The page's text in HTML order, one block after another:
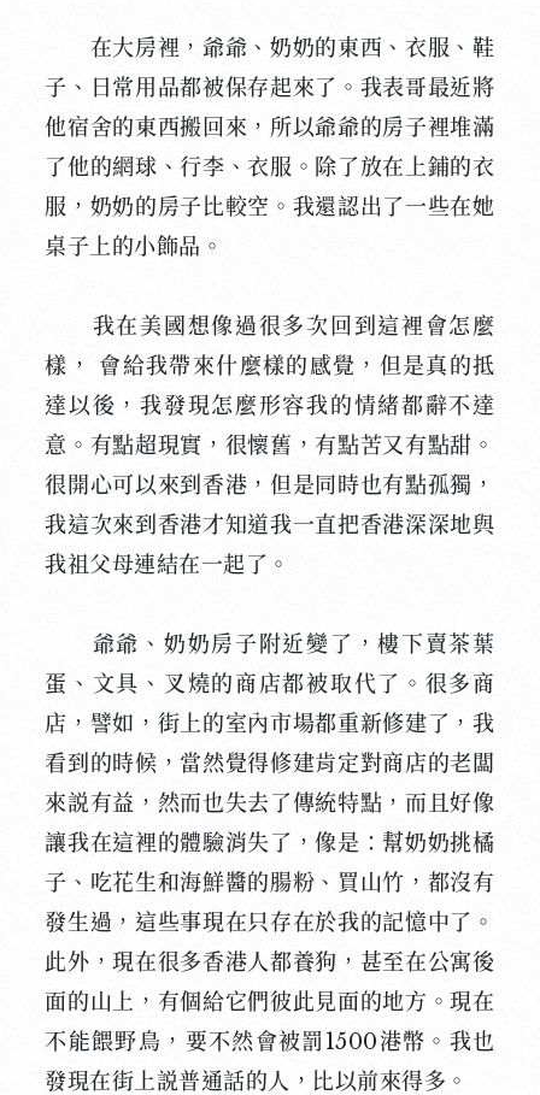
在大房裡，爺爺、奶奶的東西、衣服、鞋
子、日常用品都被保存起來了。我表哥最近將
他宿舍的東西搬回來，所以爺爺的房子裡堆滿
了他的網球、行李、衣服。除了放在上鋪的衣
服，奶奶的房子比較空。我還認出了一些在她
桌子上的小飾品。
我在美國想像過很多次回到這裡會怎麼
樣， 會給我帶來什麼樣的感覺，但是真的抵
達以後，我發現怎麼形容我的情緒都辭不達
意。有點超現實，很懷舊，有點苦又有點甜。
很開心可以來到香港，但是同時也有點孤獨，
我這次來到香港才知道我一直把香港深深地與
我祖父母連結在一起了。
爺爺、奶奶房子附近變了，樓下賣茶葉
蛋、文具、叉燒的商店都被取代了。很多商
店，譬如，街上的室內市場都重新修建了，我
看到的時候，當然覺得修建肯定對商店的老闆
來説有益，然而也失去了傳統特點，而且好像
讓我在這裡的體驗消失了，像是：幫奶奶挑橘
子、吃花生和海鮮醬的腸粉、買山竹，都沒有
發生過，這些事現在只存在於我的記憶中了。
此外，現在很多香港人都養狗，甚至在公寓後
面的山上，有個給它們彼此見面的地方。現在
不能餵野鳥，要不然會被罰1500港幣。我也
發現在街上説普通話的人，比以前來得多。